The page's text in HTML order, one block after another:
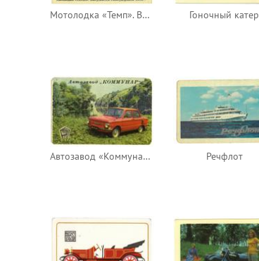
Мотолодка «Темп». Выпускается Минсудпромом СССР Гоночный катер
Автозавод «Коммунар». Производственный календарь на 1975 год Речфлот